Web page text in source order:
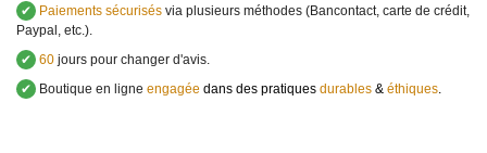
✔
Paiements sécurisés via plusieurs méthodes (Bancontact, carte de crédit,
Paypal, etc.).
✔ 60 jours pour changer d'avis.
✔
Boutique en ligne engagée dans des pratiques durables & éthiques